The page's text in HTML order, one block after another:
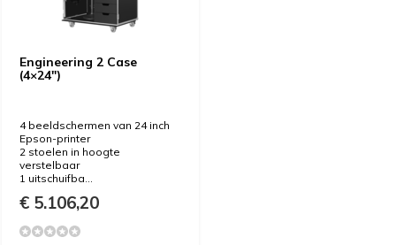
Engineering 2 Case
(4×24″)
4 beeldschermen van 24 inch
Epson-printer
2 stoelen in hoogte
verstelbaar
1 uitschuifba...
€ 5.106,20